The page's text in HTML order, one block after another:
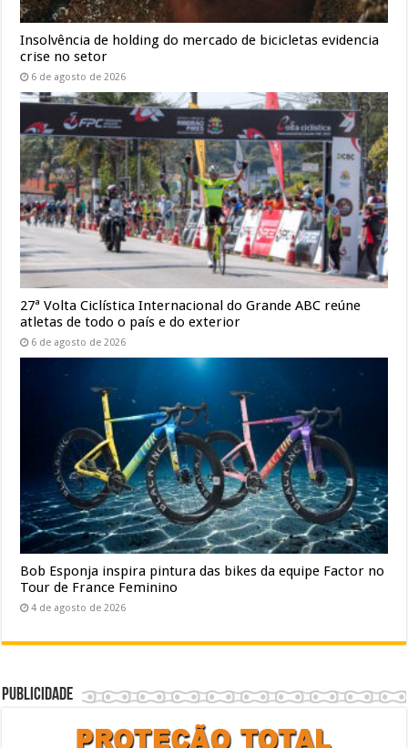
Insolvência de holding do mercado de bicicletas evidencia
crise no setor
6 de agosto de 2026
27ª Volta Ciclística Internacional do Grande ABC reúne
atletas de todo o país e do exterior
6 de agosto de 2026
Bob Esponja inspira pintura das bikes da equipe Factor no
Tour de France Feminino
4 de agosto de 2026
Publicidade